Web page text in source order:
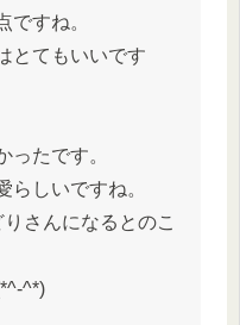
ですね。
とてもいいです
ったです。
らしいですね。
さんになるとのこ
^*)